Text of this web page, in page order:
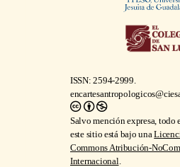
ISSN: 2594-2999.
Salvo mención expresa, todo
este sitio está bajo una
Commons Atribución-
Internacional